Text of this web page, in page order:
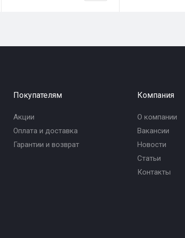
Покупателям
Акции
Оплата и доставка
Гарантии и возврат
Компания
О компании
Вакансии
Новости
Статьи
Контакты